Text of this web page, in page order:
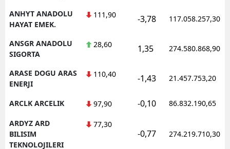
ANHYT ANADOLU
HAYAT EMEK.
111,90 -3,78 117.058.257,30
ANSGR ANADOLU
SIGORTA
28,60 1,35 274.580.868,90
ARASE DOGU ARAS
ENERJI
110,40 -1,43 21.457.753,20
ARCLK ARCELIK 97,90 -0,10 86.832.190,65
ARDYZ ARD
BILISIM
TEKNOLOJILERI
77,30
-0,77 274.219.710,30